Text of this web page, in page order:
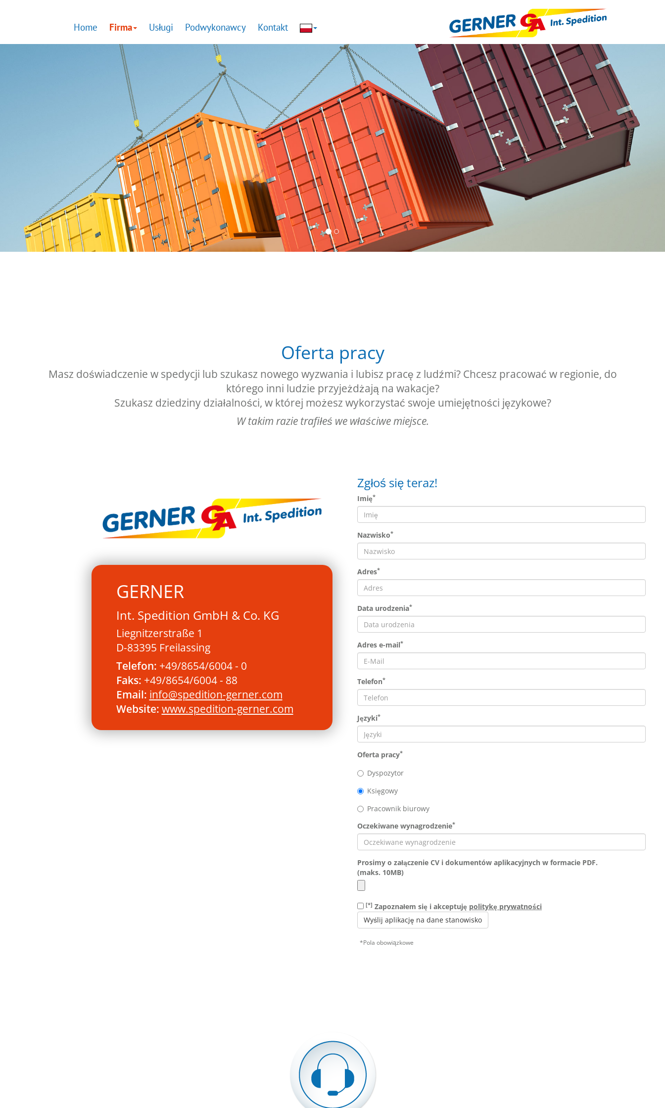
Home Firma Usługi Podwykonawcy Kontakt
Oferta pracy
Masz doświadczenie w spedycji lub szukasz nowego wyzwania i lubisz pracę z ludźmi? Chcesz pracować w regionie, do
którego inni ludzie przyjeżdżają na wakacje?
Szukasz dziedziny działalności, w której możesz wykorzystać swoje umiejętności językowe?
W takim razie trafiłeś we właściwe miejsce.
GERNER
Int. Spedition GmbH & Co. KG
Liegnitzerstraße 1
D-83395 Freilassing
Telefon: +49/8654/6004 - 0
Faks: +49/8654/6004 - 88
Email: info@spedition-gerner.com
Website: www.spedition-gerner.com
Zgłoś się teraz!
Imię*
Nazwisko*
Adres*
Data urodzenia*
Adres e-mail*
Telefon*
Języki*
Oferta pracy*
Dyspozytor
Księgowy
Pracownik biurowy
Oczekiwane wynagrodzenie*
Prosimy o załączenie CV i dokumentów aplikacyjnych w formacie PDF.
(maks. 10MB)
[*] Zapoznałem się i akceptuję politykę prywatności
Wyślij aplikację na dane stanowisko
*Pola obowiązkowe